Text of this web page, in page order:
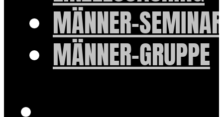
MÄNNER-
MÄNNER-GRUPPE